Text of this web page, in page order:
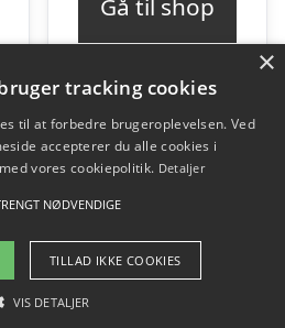
Gå til shop
2026 - Pilanto Aps
×
tracking cookies
til at forbedre brugeroplevelsen. Ved
accepterer du alle cookies i
vores cookiepolitik. Detaljer
NØDVENDIGE
TILLAD IKKE COOKIES
VIS DETALJER